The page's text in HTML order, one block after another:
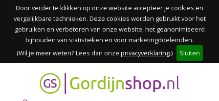
Door verder te klikken op onze website accepteer je cookies en
vergelijkbare technieken. Deze cookies worden gebruikt voor het
gebruiken en verbeteren van onze website, het geanonimiseerd
bijhouden van statistieken en voor marketingdoeleinden.
(Wil je meer weten? Lees dan onze privacyverklaring.) Sluiten